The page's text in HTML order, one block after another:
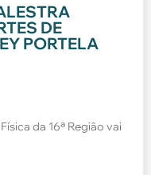
DE
PORTELA
da 16ª Região vai